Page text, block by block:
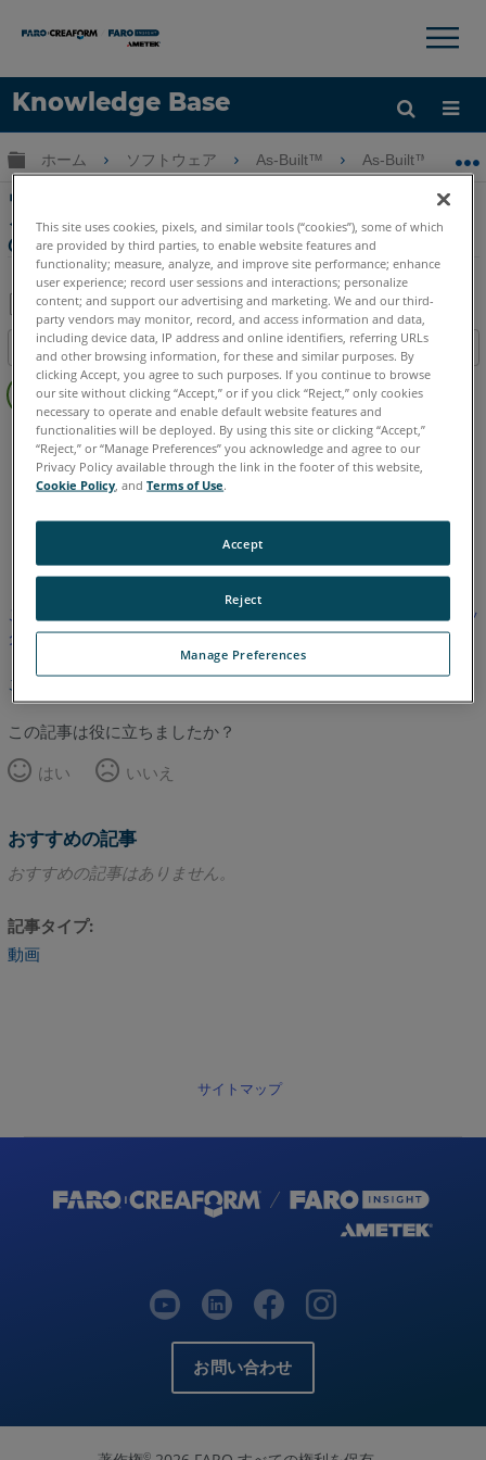
Knowledge Base
言語
ヘルプ サインイン
×
グローバル階層を展開/折りたたむ
ホーム ソフトウェア As-Built™ As-Built™ for
ウェブセミナー文化遺産の分野で使用されてい
るfor AutoCAD Software As-Builtされたも
の
PDF
と
し
て
目次
ヘ
ッ
ダ
ー
As-Built AutoCAD
この記事は翻訳されていません。英語版を見るにはここをクリッ
クしてください。
このページのトップへ
この記事は役に立ちましたか？
はい
いいえ
おすすめの記事
おすすめの記事はありません。
記事タイプ
動画
サイトマップ
お問い合わせ
©
This site uses cookies, pixels, and similar tools (“cookies”), some of which
are provided by third parties, to enable website features and
functionality; measure, analyze, and improve site performance; enhance
user experience; record user sessions and interactions; personalize
content; and support our advertising and marketing. We and our third-
party vendors may monitor, record, and access information and data,
including device data, IP address and online identifiers, referring URLs
and other browsing information, for these and similar purposes. By
clicking Accept, you agree to such purposes. If you continue to browse
our site without clicking “Accept,” or if you click “Reject,” only cookies
necessary to operate and enable default website features and
functionalities will be deployed. By using this site or clicking “Accept,”
“Reject,” or “Manage Preferences” you acknowledge and agree to our
Privacy Policy available through the link in the footer of this website,
Cookie Policy , andTerms of Use.
Manage Preferences
Reject
Accept